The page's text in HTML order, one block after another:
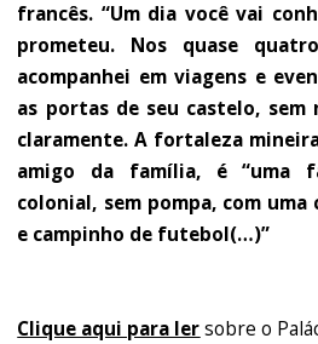
francês. “Um dia você vai
prometeu. Nos quase
acompanhei em viagens e
as portas de seu castelo, sem
claramente. A fortaleza
amigo da família, é “uma
colonial, sem pompa, com
e campinho de futebol(…)”
Clique aqui para lersobre o